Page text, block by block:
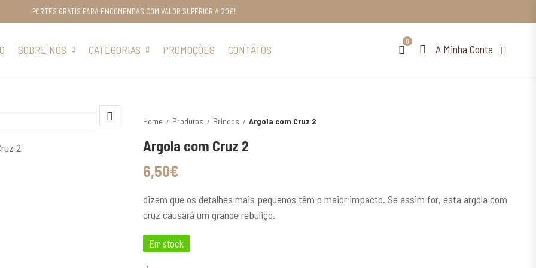
PORTES GRÁTIS PARA ENCOMENDAS COM VALOR SUPERIOR A 20€!
SOBRE NÓS CATEGORIAS PROMOÇÕES CONTATOS
0
A Minha Conta
Home Produtos Brincos Argola com Cruz 2
Argola com Cruz 2
6,50€
dizem que os detalhes mais pequenos têm o maior impacto. Se assim for, esta argola com
cruz causará um grande rebuliço.
Em stock